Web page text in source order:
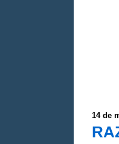
14 de